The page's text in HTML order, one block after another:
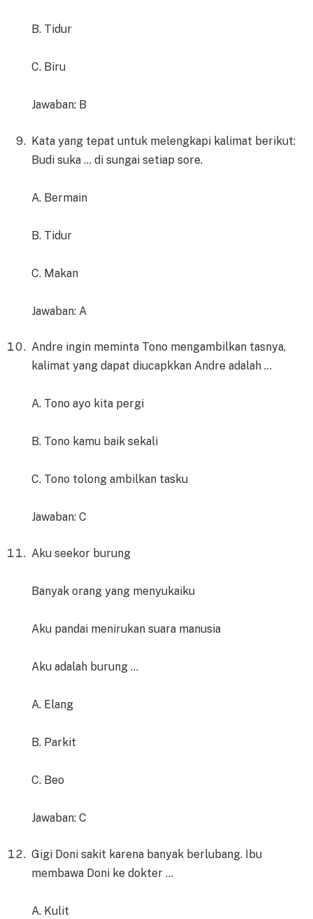
B. Tidur
C. Biru
Jawaban: B
Kata yang tepat untuk melengkapi kalimat berikut:
Budi suka … di sungai setiap sore.
A. Bermain
B. Tidur
C. Makan
Jawaban: A
Andre ingin meminta Tono mengambilkan tasnya,
kalimat yang dapat diucapkkan Andre adalah …
A. Tono ayo kita pergi
B. Tono kamu baik sekali
C. Tono tolong ambilkan tasku
Jawaban: C
Aku seekor burung
Banyak orang yang menyukaiku
Aku pandai menirukan suara manusia
Aku adalah burung …
A. Elang
B. Parkit
C. Beo
Jawaban: C
Gigi Doni sakit karena banyak berlubang. Ibu
membawa Doni ke dokter …
A. Kulit